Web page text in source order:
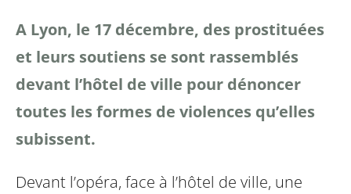
A Lyon, le 17 décembre, des prostituées
et leurs soutiens se sont rassemblés
devant l’hôtel de ville pour dénoncer
toutes les formes de violences qu’elles
subissent.
Devant l’opéra, face à l’hôtel de ville, une